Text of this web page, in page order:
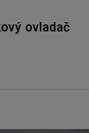
ovladač